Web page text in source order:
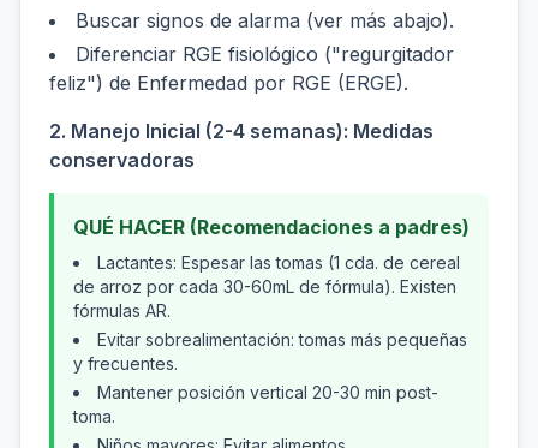
Buscar signos de alarma (ver más abajo).
Diferenciar RGE fisiológico ("regurgitador
feliz") de Enfermedad por RGE (ERGE).
2. Manejo Inicial (2-4 semanas): Medidas
conservadoras
QUÉ HACER (Recomendaciones a padres)
Lactantes: Espesar las tomas (1 cda. de cereal
de arroz por cada 30-60mL de fórmula). Existen
fórmulas AR.
Evitar sobrealimentación: tomas más pequeñas
y frecuentes.
Mantener posición vertical 20-30 min post-
toma.